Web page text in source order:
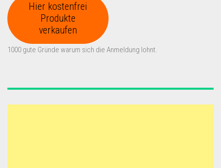
Hier kostenfrei
Produkte
verkaufen
1000 gute Gründe warum sich die Anmeldung lohnt.